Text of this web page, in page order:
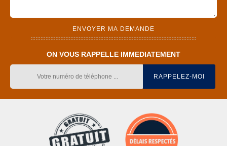
ON VOUS RAPPELLE IMMEDIATEMENT